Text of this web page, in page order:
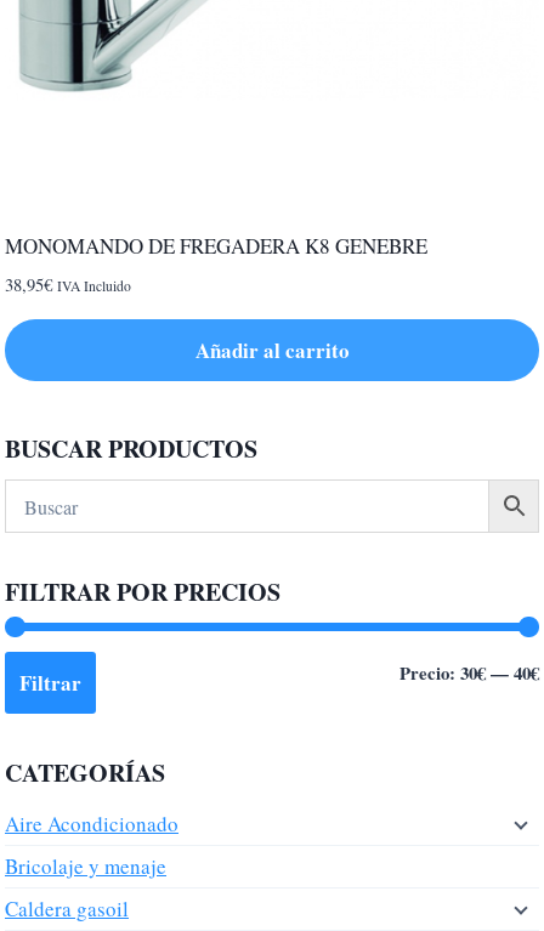
MONOMANDO DE FREGADERA K8 GENEBRE
38,95€ IVA Incluido
Añadir al carrito
BUSCAR PRODUCTOS
FILTRAR POR PRECIOS
Filtrar Precio: 30€—40€
CATEGORÍAS
Aire Acondicionado
Bricolaje y menaje
Caldera gasoil